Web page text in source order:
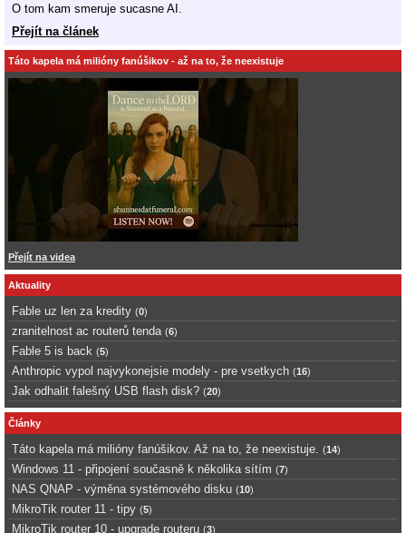
O tom kam smeruje sucasne AI.
Přejít na článek
Táto kapela má milióny fanúšikov - až na to, že neexistuje
Přejít na videa
Aktuality
Fable uz len za kredity (0)
zranitelnost ac routerů tenda (6)
Fable 5 is back (5)
Anthropic vypol najvykonejsie modely - pre vsetkych (16)
Jak odhalit falešný USB flash disk? (20)
Články
Táto kapela má milióny fanúšikov. Až na to, že neexistuje. (14)
Windows 11 - připojení současně k několika sítím (7)
NAS QNAP - výměna systémového disku (10)
MikroTik router 11 - tipy (5)
MikroTik router 10 - upgrade routeru (3)